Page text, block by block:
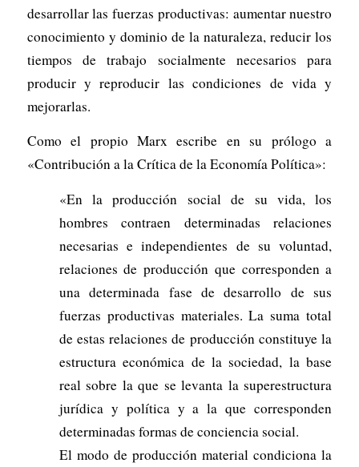
desarrollar las fuerzas productivas: aumentar nuestro
conocimiento y dominio de la naturaleza, reducir los
tiempos de trabajo socialmente necesarios para
producir y reproducir las condiciones de vida y
mejorarlas.
Como el propio Marx escribe en su prólogo a
«Contribución a la Crítica de la Economía Política»:
«En la producción social de su vida, los
hombres contraen determinadas relaciones
necesarias e independientes de su voluntad,
relaciones de producción que corresponden a
una determinada fase de desarrollo de sus
fuerzas productivas materiales. La suma total
de estas relaciones de producción constituye la
estructura económica de la sociedad, la base
real sobre la que se levanta la superestructura
jurídica y política y a la que corresponden
determinadas formas de conciencia social.
El modo de producción material condiciona la